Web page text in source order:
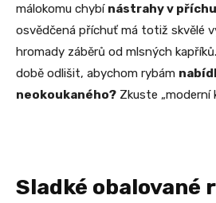
málokomu chybí nástrahy v
osvědčená příchuť má totiž skvělé
hromady záběrů od mlsných
době odlišit, abychom rybám
neokoukaného? Zkuste „moderní
Sladké obalované